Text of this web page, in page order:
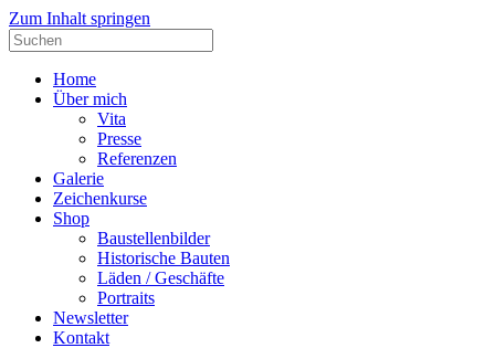
Zum Inhalt springen
Suche
nach:
Home
Über mich
Vita
Presse
Referenzen
Galerie
Zeichenkurse
Shop
Baustellenbilder
Historische Bauten
Läden / Geschäfte
Portraits
Newsletter
Kontakt